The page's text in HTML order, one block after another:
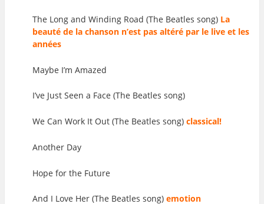
The Long and Winding Road (The Beatles song) La
beauté de la chanson n’est pas altéré par le live et les
années
Maybe I’m Amazed
I’ve Just Seen a Face (The Beatles song)
We Can Work It Out (The Beatles song) classical!
Another Day
Hope for the Future
And I Love Her (The Beatles song) emotion